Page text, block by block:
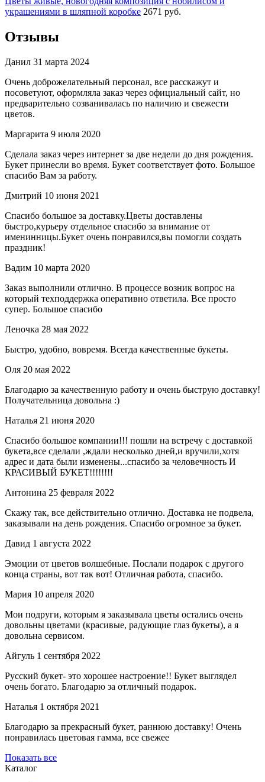
украшениями в шляпной коробке 2671 руб.
Отзывы
Данил 31 марта 2024
Очень доброжелательный персонал, все расскажут и
посоветуют, оформляла заказ через официальный сайт, но
предварительно созванивалась по наличию и свежести
цветов.
Маргарита 9 июля 2020
Сделала заказ через интернет за две недели до дня рождения.
Букет принесли во время. Букет соответствует фото. Большое
спасибо Вам за работу.
Дмитрий 10 июня 2021
Спасибо большое за доставку.Цветы доставлены
быстро,курьеру отдельное спасибо за внимание от
именинницы.Букет очень понравился,вы помогли создать
праздник!
Вадим 10 марта 2020
Заказ выполнили отлично. В процессе возник вопрос на
который техподдержка оперативно ответила. Все просто
супер. Большое спасибо
Леночка 28 мая 2022
Быстро, удобно, вовремя. Всегда качественные букеты.
Оля 20 мая 2022
Благодарю за качественную работу и очень быструю доставку!
Получательница довольна :)
Наталья 21 июня 2020
Спасибо большое компании!!! пошли на встречу с доставкой
букета,все сделали ,ждали несколько дней,и вручили,хотя
адрес и дата были изменены...спасибо за человечность И
КРАСИВЫЙ БУКЕТ!!!!!!!!
Антонина 25 февраля 2022
Скажу так, все действительно отлично. Доставка не подвела,
заказывали на день рождения. Спасибо огромное за букет.
Давид 1 августа 2022
Эмоции от цветов волшебные. Послали подарок с другого
конца страны, вот так вот! Отличная работа, спасибо.
Мария 10 апреля 2020
Мои подруги, которым я заказывала цветы остались очень
довольны цветами (красивые, радующие глаз букеты), а я
довольна сервисом.
Айгуль 1 сентября 2022
Русский букет- это хорошее настроение!! Букет выглядел
очень богато. Благодарю за отличный подарок.
Наталья 1 октября 2021
Благодарю за прекрасный букет, раннюю доставку! Очень
понравилась цветовая гамма, все свежее
Показать все
Каталог